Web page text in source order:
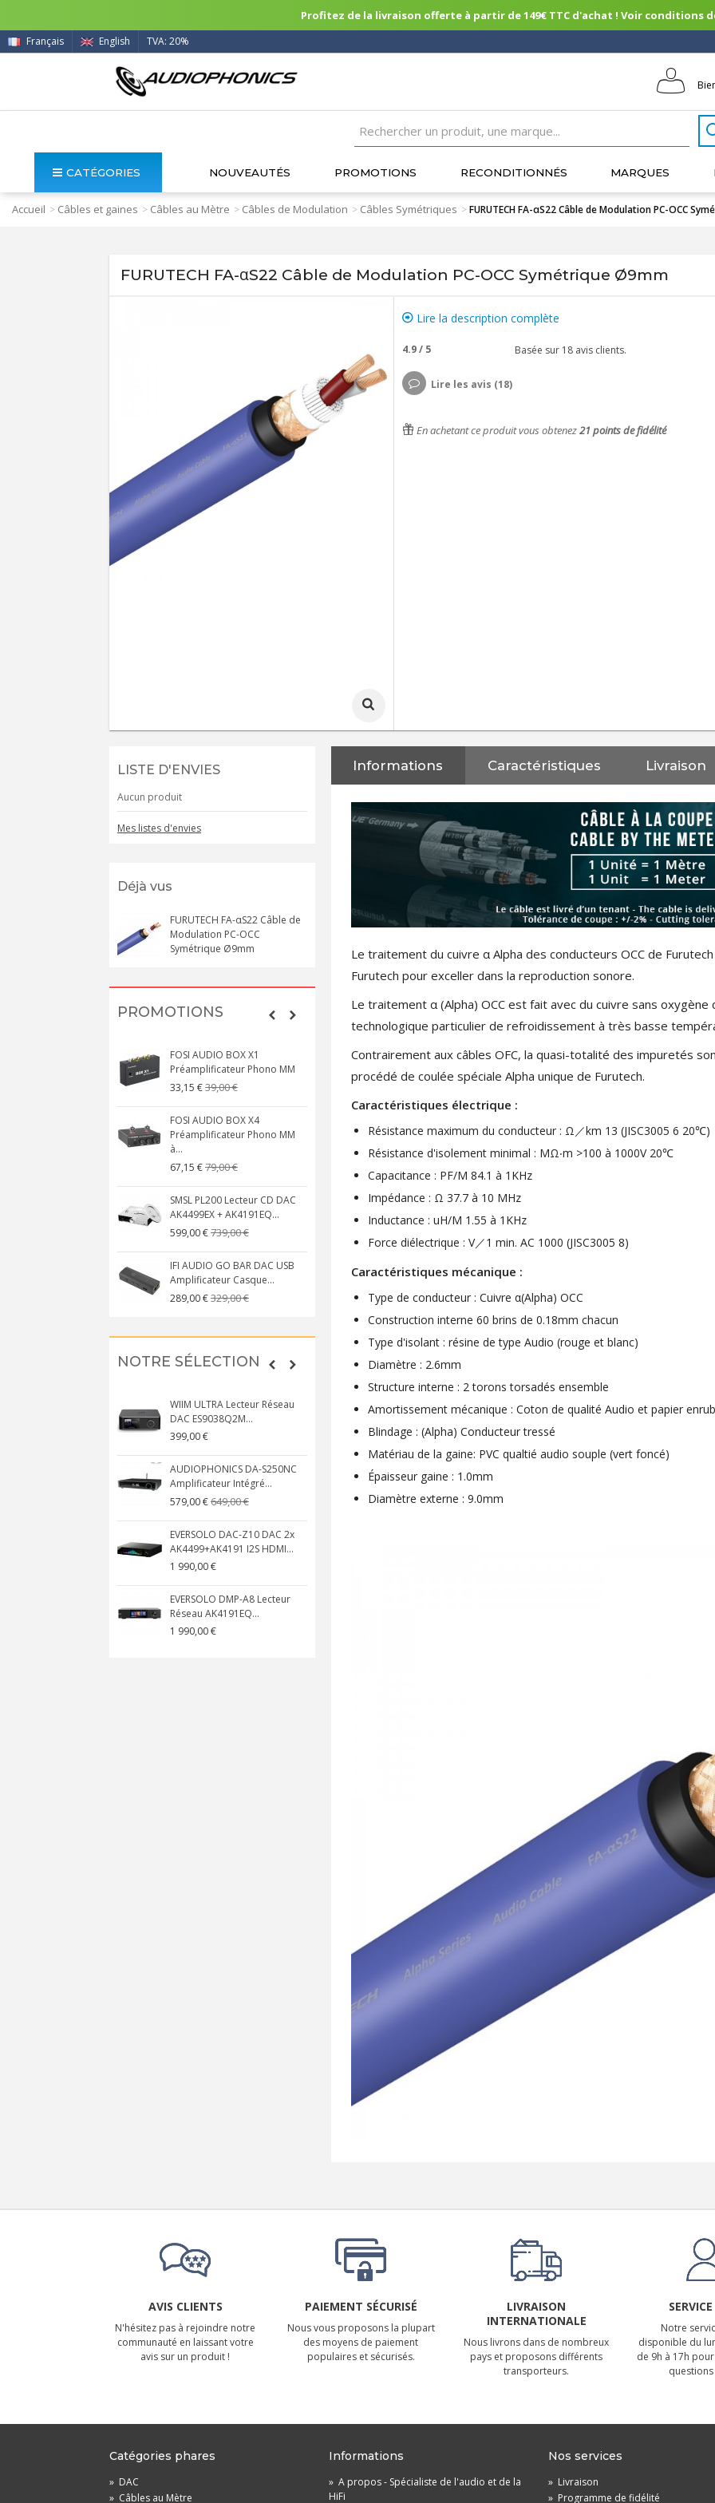
Profitez de la livraison offerte à partir de 149€ TTC d'achat ! Voir conditions
Français English TVA: 20%
CATÉGORIES NOUVEAUTÉS PROMOTIONS RECONDITIONNÉS MARQUES
Accueil > Câbles et gaines > Câbles au Mètre > Câbles de Modulation > Câbles Symétriques >FURUTECH FA-αS22 Câble de Modulation PC-OCC
FURUTECH FA-αS22 Câble de Modulation PC-OCC Symétrique Ø9mm
Lire la description complète
4.9/ 5 Basée sur 18avis clients.
Lire les avis (18)
En achetant ce produit vous obtenez21 points de fidélité
LISTE D'ENVIES
Aucun produit
Mes listes d'envies
Déjà vus
FURUTECH FA-αS22 Câble de
Modulation PC-OCC
Symétrique Ø9mm
PROMOTIONS
FOSI AUDIO BOX X1
Préamplificateur Phono MM
33,15 €39,00 €
FOSI AUDIO BOX X4
Préamplificateur Phono MM
à...
67,15 €79,00 €
SMSL PL200 Lecteur CD DAC
AK4499EX + AK4191EQ...
599,00 €739,00 €
IFI AUDIO GO BAR DAC USB
Amplificateur Casque...
289,00 €329,00 €
NEUTRIK NC3FXX Connecteur
XLR Femelle 3 Pôles...
MKSX4 Enceinte Subwoofer...
149,00 €179,90 €
AUDIOPHONICS DA-S250NC
Amplificateur Intégré...
579,00 €649,00 €
FOSI AUDIO CA30
Amplificateur 4 Voies pour...
159,99 €
NOTRE SÉLECTION
WIIM ULTRA Lecteur Réseau
DAC ES9038Q2M...
399,00 €
AUDIOPHONICS DA-S250NC
Amplificateur Intégré...
579,00 €649,00 €
EVERSOLO DAC-Z10 DAC 2x
AK4499+AK4191 I2S HDMI...
1 990,00 €
EVERSOLO DMP-A8 Lecteur
Réseau AK4191EQ...
1 990,00 €
AUDIOPHONICS DAW-S250NC
790,00 €
DAN CLARK AUDIO AEON 2
CLOSED NOIRE Casque...
919,00 €
Informations Caractéristiques Livraison
Le traitement du cuivre α Alpha des conducteurs OCC de
Furutech pour exceller dans la reproduction sonore.
Le traitement α (Alpha) OCC est fait avec du cuivre sans
technologique particulier de refroidissement à très basse
Contrairement aux câbles OFC, la quasi-totalité des impuretés
procédé de coulée spéciale Alpha unique de Furutech.
Caractéristiques électrique :
Résistance maximum du conducteur : Ω／km 13 (JISC3005 6 20℃)
Résistance d'isolement minimal : MΩ‧m >100 à 1000V 20℃
Capacitance : PF/M 84.1 à 1KHz
Impédance : Ω 37.7 à 10 MHz
Inductance : uH/M 1.55 à 1KHz
Force diélectrique : V／1 min. AC 1000 (JISC3005 8)
Caractéristiques mécanique :
Type de conducteur : Cuivre α(Alpha) OCC
Construction interne 60 brins de 0.18mm chacun
Type d'isolant : résine de type Audio (rouge et blanc)
Diamètre : 2.6mm
Structure interne : 2 torons torsadés ensemble
Amortissement mécanique : Coton de qualité Audio et papier
Blindage : (Alpha) Conducteur tressé
Matériau de la gaine: PVC qualtié audio souple (vert foncé)
Épaisseur gaine : 1.0mm
Diamètre externe : 9.0mm
AVIS CLIENTS
N'hésitez pas à rejoindre notre
communauté en laissant votre
avis sur un produit !
PAIEMENT SÉCURISÉ
Nous vous proposons la plupart
des moyens de paiement
populaires et sécurisés.
LIVRAISON
INTERNATIONALE
Nous livrons dans de nombreux
pays et proposons différents
transporteurs.
Notre
disponible du
de 9h à 17h
Catégories phares
» DAC
» Câbles au Mètre
Informations
» A propos - Spécialiste de l'audio et de la
HiFi
Nos services
» Livraison
» Programme de fidélité